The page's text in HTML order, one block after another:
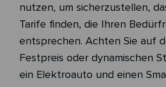
nutzen, um sicherzustellen,
Tarife finden, die Ihren
entsprechen. Achten Sie auf
Festpreis oder dynamischen
ein Elektroauto und einen